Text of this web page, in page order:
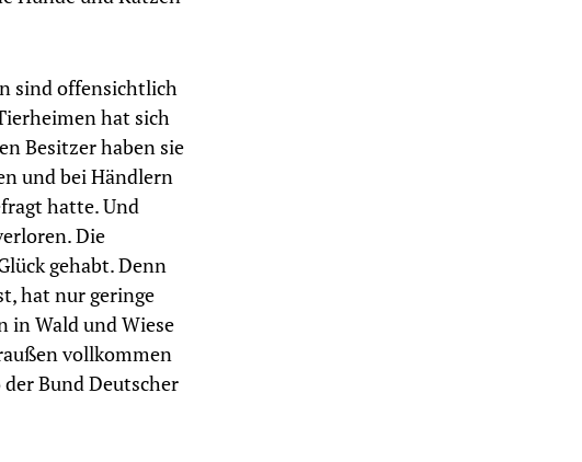
sind offensichtlich
hat sich
Besitzer haben sie
und bei Händlern
hatte. Und
Die
gehabt. Denn
hat nur geringe
in Wald und Wiese
vollkommen
Bund Deutscher